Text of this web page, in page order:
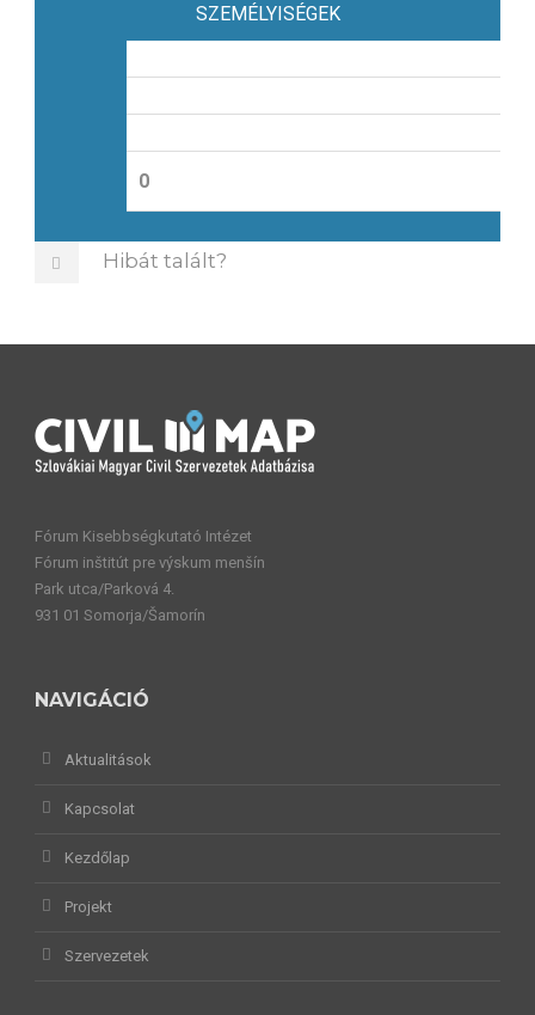
SZEMÉLYISÉGEK
0
Hibát talált?
Fórum Kisebbségkutató Intézet
Fórum inštitút pre výskum menšín
Park utca/Parková 4.
931 01 Somorja/Šamorín
NAVIGÁCIÓ
Aktualitások
Kapcsolat
Kezdőlap
Projekt
Szervezetek